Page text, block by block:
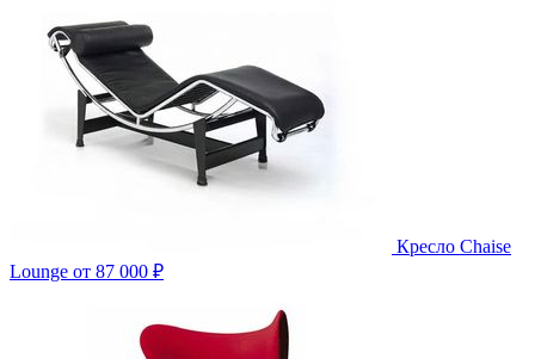
Кресло Chaise
Lounge от 87 000 ₽